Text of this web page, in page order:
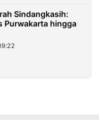
Sindangkasih:
Purwakarta hingga